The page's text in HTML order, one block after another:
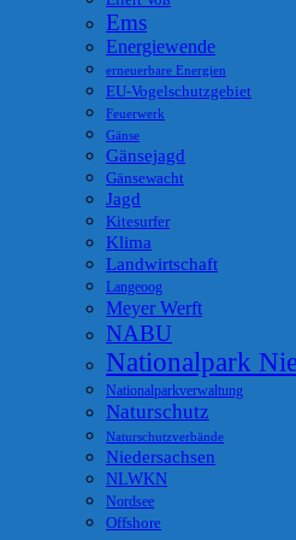
Ems
Energiewende
erneuerbare Energien
EU-Vogelschutzgebiet
Feuerwerk
Gänse
Gänsejagd
Gänsewacht
Jagd
Kitesurfer
Klima
Landwirtschaft
Langeoog
Meyer Werft
NABU
Nationalpark
Nationalparkverwaltung
Naturschutz
Naturschutzverbände
Niedersachsen
NLWKN
Nordsee
Offshore